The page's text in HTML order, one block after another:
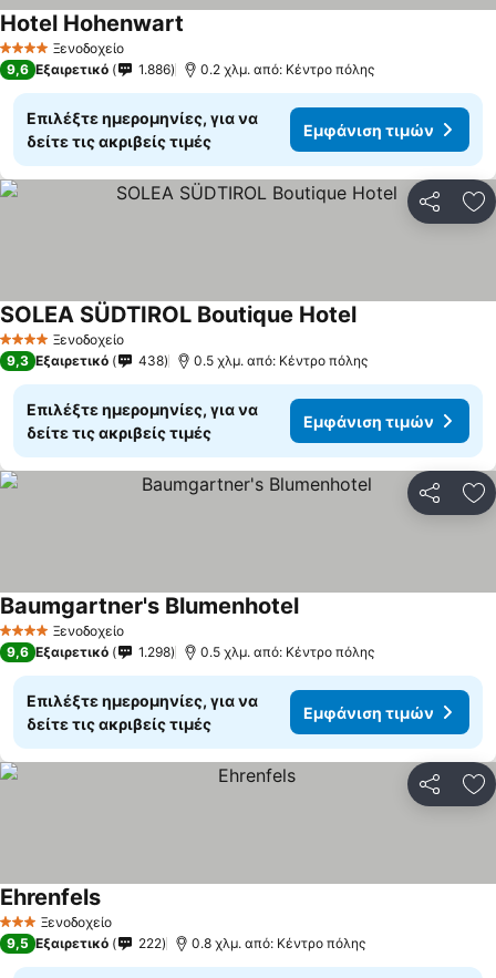
4 ΑστέριαΞενοδοχείο
Hotel Hohenwart
9,6 Εξαιρετικό 1.886 0.2 χλμ. από: Κέντρο πόλης
Επιλέξτε ημερομηνίες, για να
δείτε τις ακριβείς τιμές
Εμφάνιση τιμών
4 ΑστέριαΞενοδοχείο
SOLEA SÜDTIROL Boutique Hotel
9,3 Εξαιρετικό 438 0.5 χλμ. από: Κέντρο πόλης
Επιλέξτε ημερομηνίες, για να
δείτε τις ακριβείς τιμές
Εμφάνιση τιμών
4 ΑστέριαΞενοδοχείο
Baumgartner's Blumenhotel
9,6 Εξαιρετικό 1.298 0.5 χλμ. από: Κέντρο πόλης
Επιλέξτε ημερομηνίες, για να
δείτε τις ακριβείς τιμές
Εμφάνιση τιμών
3 ΑστέριαΞενοδοχείο
Ehrenfels
9,5 Εξαιρετικό 222 0.8 χλμ. από: Κέντρο πόλης